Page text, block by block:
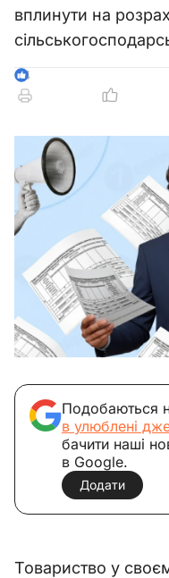
вплинути на
4
Подобаються
в улюблені
бачити наші
в Google.
Додати
Товариство у